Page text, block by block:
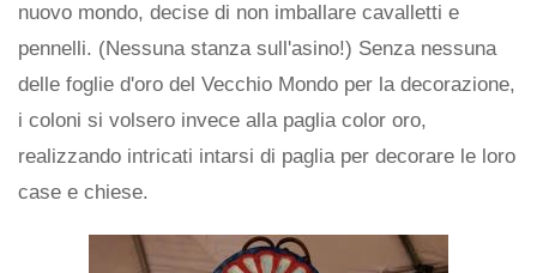
nuovo mondo, decise di non imballare cavalletti e
pennelli. (Nessuna stanza sull'asino!) Senza nessuna
delle foglie d'oro del Vecchio Mondo per la decorazione,
i coloni si volsero invece alla paglia color oro,
realizzando intricati intarsi di paglia per decorare le loro
case e chiese.